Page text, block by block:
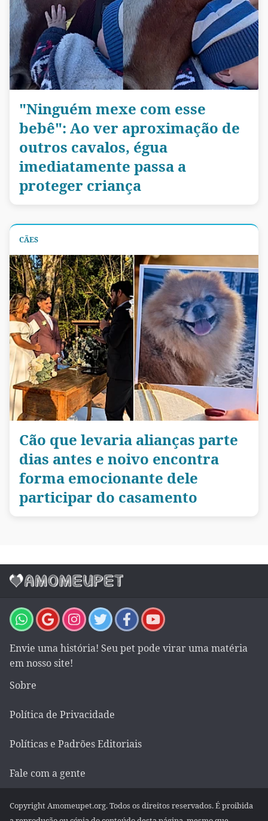
"Ninguém mexe com esse
bebê": Ao ver aproximação de
outros cavalos, égua
imediatamente passa a
proteger criança
CÃES
Cão que levaria alianças parte
dias antes e noivo encontra
forma emocionante dele
participar do casamento
Envie uma história! Seu pet pode virar uma matéria
em nosso site!
Sobre
Política de Privacidade
Políticas e Padrões Editoriais
Fale com a gente
Copyright Amomeupet.org. Todos os direitos reservados. É proibida